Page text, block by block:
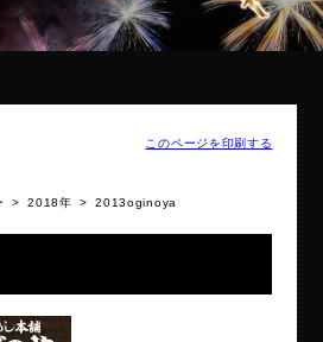
このページを印刷する
>2018年 >2013oginoya